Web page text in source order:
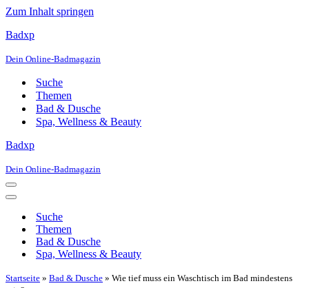
Zum Inhalt springen
Badxp
Dein Online-Badmagazin
Suche
Themen
Bad & Dusche
Spa, Wellness & Beauty
Badxp
Dein Online-Badmagazin
Navigationsmenü
Navigationsmenü
Suche
Themen
Bad & Dusche
Spa, Wellness & Beauty
Startseite » Bad & Dusche » Wie tief muss ein Waschtisch im Bad mindestens